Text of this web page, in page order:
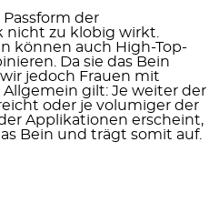
der
nicht zu klobig wirkt.
können auch High-Top-
Da sie das Bein
jedoch Frauen mit
gilt: Je weiter der
oder je volumiger der
Applikationen erscheint,
Bein und trägt somit auf.